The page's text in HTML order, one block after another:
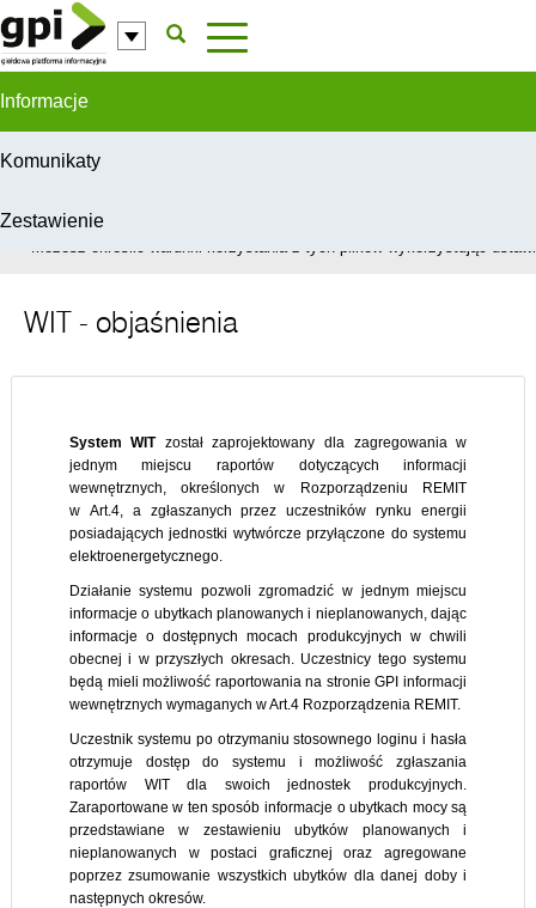
Przejdź do komentarzy
Informacje
Komunikaty
Zestawienie
W celu świadczenia usług na najwyższym poziomie, serwis GPI
Możesz określić warunki korzystania z tych plików wykorzystując
WIT - objaśnienia
System WITzostał zaprojektowany dla zagregowania w
jednym miejscu raportów dotyczących informacji
wewnętrznych, określonych w Rozporządzeniu REMIT
w Art.4, a zgłaszanych przez uczestników rynku energii
posiadających jednostki wytwórcze przyłączone do systemu
elektroenergetycznego.
Działanie systemu pozwoli zgromadzić w jednym miejscu
informacje o ubytkach planowanych i nieplanowanych, dając
informacje o dostępnych mocach produkcyjnych w chwili
obecnej i w przyszłych okresach. Uczestnicy tego systemu
będą mieli możliwość raportowania na stronie GPI informacji
wewnętrznych wymaganych w Art.4 Rozporządzenia REMIT.
Uczestnik systemu po otrzymaniu stosownego loginu i hasła
otrzymuje dostęp do systemu i możliwość zgłaszania
raportów WIT dla swoich jednostek produkcyjnych.
Zaraportowane w ten sposób informacje o ubytkach mocy są
przedstawiane w zestawieniu ubytków planowanych i
nieplanowanych w postaci graficznej oraz agregowane
poprzez zsumowanie wszystkich ubytków dla danej doby i
następnych okresów.